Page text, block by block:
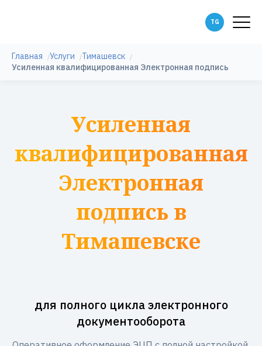
Главная Услуги
Тимашевск
Усиленная квалифицированная Электронная подпись
Усиленная
квалифицированная
Электронная
подпись в
Тимашевске
для полного цикла электронного
документооборота